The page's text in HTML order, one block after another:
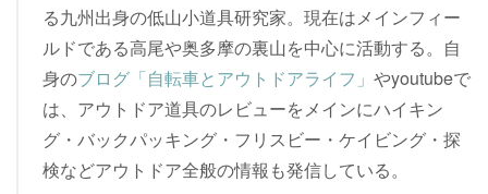
る九州出身の低山小道具研究家。現在はメインフィー
ルドである高尾や奥多摩の裏山を中心に活動する。自
身のブログ「自転車とアウトドアライフ」 やyoutubeで
は、アウトドア道具のレビューをメインにハイキン
グ・バックパッキング・フリスビー・ケイビング・探
検などアウトドア全般の情報も発信している。